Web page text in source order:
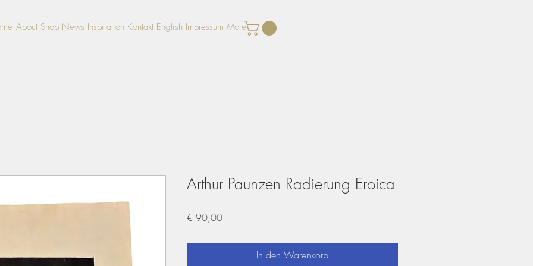
About Shop News Inspiration Kontakt English Impressum More
Arthur Paunzen Radierung Eroica
€ 90,00Preis
In den Warenkorb